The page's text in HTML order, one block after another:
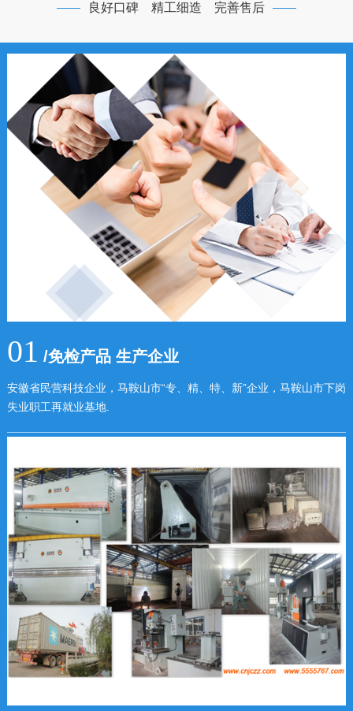
良好口碑 精工细造 完善售后
01 /免检产品 生产企业
安徽省民营科技企业，马鞍山市“专、精、特、新”企业，马鞍山市下岗
失业职工再就业基地.